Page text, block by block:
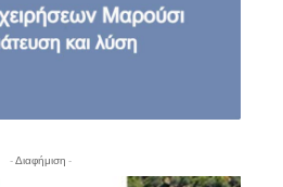
- Διαφήμιση -